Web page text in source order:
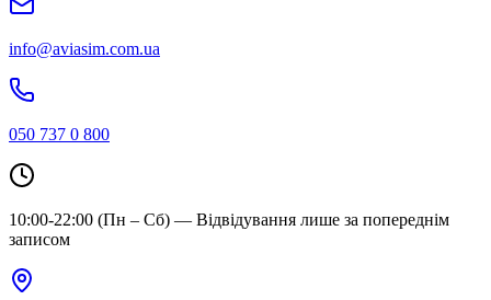
info@aviasim.com.ua
050 737 0 800
10:00-22:00 (Пн – Сб) — Відвідування лише за попереднім
записом